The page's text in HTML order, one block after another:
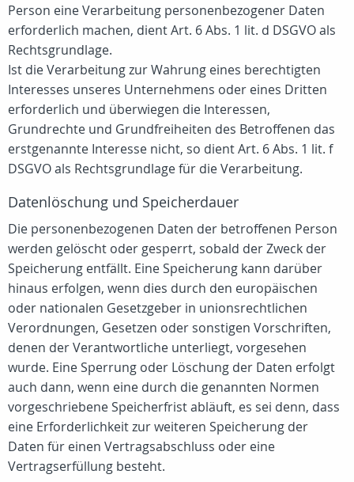
Person eine Verarbeitung personenbezogener Daten
erforderlich machen, dient Art. 6 Abs. 1 lit. d DSGVO als
Rechtsgrundlage.
Ist die Verarbeitung zur Wahrung eines berechtigten
Interesses unseres Unternehmens oder eines Dritten
erforderlich und überwiegen die Interessen,
Grundrechte und Grundfreiheiten des Betroffenen das
erstgenannte Interesse nicht, so dient Art. 6 Abs. 1 lit. f
DSGVO als Rechtsgrundlage für die Verarbeitung.
Datenlöschung und Speicherdauer
Die personenbezogenen Daten der betroffenen Person
werden gelöscht oder gesperrt, sobald der Zweck der
Speicherung entfällt. Eine Speicherung kann darüber
hinaus erfolgen, wenn dies durch den europäischen
oder nationalen Gesetzgeber in unionsrechtlichen
Verordnungen, Gesetzen oder sonstigen Vorschriften,
denen der Verantwortliche unterliegt, vorgesehen
wurde. Eine Sperrung oder Löschung der Daten erfolgt
auch dann, wenn eine durch die genannten Normen
vorgeschriebene Speicherfrist abläuft, es sei denn, dass
eine Erforderlichkeit zur weiteren Speicherung der
Daten für einen Vertragsabschluss oder eine
Vertragserfüllung besteht.